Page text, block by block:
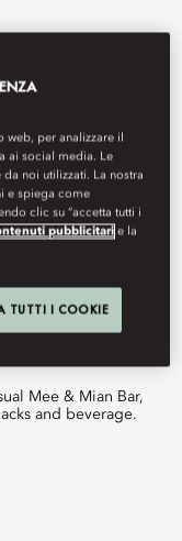
and beverage.
web, per analizzare il
ai social media. Le
noi utilizzati. La nostra
e spiega come
clic su “accetta tutti i
pubblicitari e la
TUTTI I COOKIE